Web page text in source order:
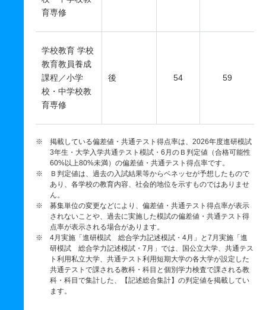
育専修
学校教育 学校
教育教員養成
課程／小学
校・中学校教
育専修
後 54 59
※ 掲載している偏差値・共通テスト得点率は、2026年度進研模試
3年生・大学入学共通テスト模試・6月のＢ判定値（合格可能性
60%以上80%未満）の偏差値・共通テスト得点率です。
※ Ｂ判定値は、過去の入試結果等からベネッセが予想したもので
あり、各学校の教育内容、社会的地位を示すものではありませ
ん。
※ 募集単位の変更などにより、偏差値・共通テスト得点率が表示
されないことや、過去に実施した模試の偏差値・共通テスト得
点率が表示される場合があります。
※ 4月実施「進研模試 総合学力記述模試・4月」と7月実施「進
研模試 総合学力記述模試・7月」では、国公立大学、共通テス
ト利用私立大学、共通テスト利用短期大学の各大学が設定した
共通テストで課される教科・科目と個別学力検査で課される教
科・科目で集計した、【記述総合集計】の判定値を掲載してい
ます。